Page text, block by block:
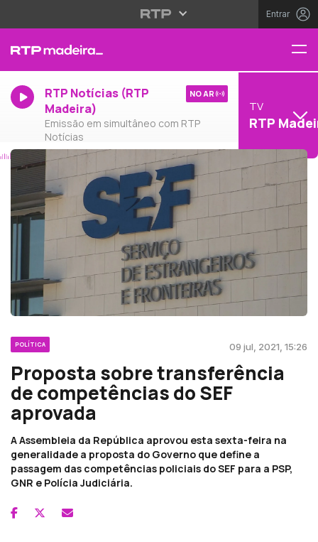
Entrar
RTP Notícias (RTP
Madeira)
Emissão em simultâneo com RTP
Notícias
NO AR
TV
RTP
POLÍTICA 09 jul, 2021, 15:26
Proposta sobre transferência
de competências do SEF
aprovada
A Assembleia da República aprovou esta sexta-feira na
generalidade a proposta do Governo que define a
passagem das competências policiais do SEF para a PSP,
GNR e Polícia Judiciária.